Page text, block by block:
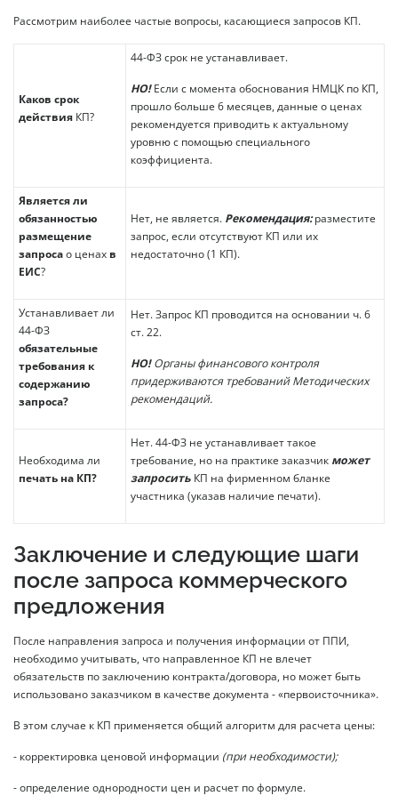
Рассмотрим наиболее частые вопросы, касающиеся запросов КП.
Каков срок
действия КП?
44-ФЗ срок не устанавливает.
НО!Если с момента обоснования НМЦК по КП,
прошло больше 6 месяцев, данные о ценах
рекомендуется приводить к актуальному
уровню с помощью специального
коэффициента.
Является ли
обязанностью
размещение
запросао ценах в
ЕИС?
Нет, не является. Рекомендация:разместите
запрос, если отсутствуют КП или их
недостаточно (1 КП).
Устанавливает ли
44-ФЗ
обязательные
требования к
содержанию
запроса?
Нет. Запрос КП проводится на основании ч. 6
ст. 22.
НО!Органы финансового контроля
придерживаются требований Методических
рекомендаций.
Необходима ли
печать на КП?
Нет. 44-ФЗ не устанавливает такое
требование, но на практике заказчик может
запросить КП на фирменном бланке
участника (указав наличие печати).
Заключение и следующие шаги
после запроса коммерческого
предложения
После направления запроса и получения информации от ППИ,
необходимо учитывать, что направленное КП не влечет
обязательств по заключению контракта/договора, но может быть
использовано заказчиком в качестве документа - «первоисточника».
В этом случае к КП применяется общий алгоритм для расчета цены:
- корректировка ценовой информации (при необходимости);
- определение однородности цен и расчет по формуле.